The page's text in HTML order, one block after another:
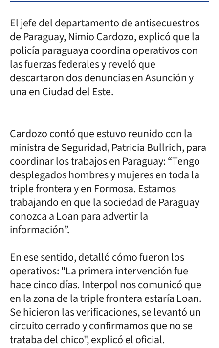
El jefe del departamento de antisecuestros
de Paraguay, Nimio Cardozo, explicó que la
policía paraguaya coordina operativos con
las fuerzas federales y reveló que
descartaron dos denuncias en Asunción y
una en Ciudad del Este.
Cardozo contó que estuvo reunido con la
ministra de Seguridad, Patricia Bullrich, para
coordinar los trabajos en Paraguay: “Tengo
desplegados hombres y mujeres en toda la
triple frontera y en Formosa. Estamos
trabajando en que la sociedad de Paraguay
conozca a Loan para advertir la
información”.
En ese sentido, detalló cómo fueron los
operativos: "La primera intervención fue
hace cinco días. Interpol nos comunicó que
en la zona de la triple frontera estaría Loan.
Se hicieron las verificaciones, se levantó un
circuito cerrado y confirmamos que no se
trataba del chico", explicó el oficial.